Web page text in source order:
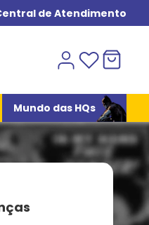
de Atendimento
Mundo das HQs